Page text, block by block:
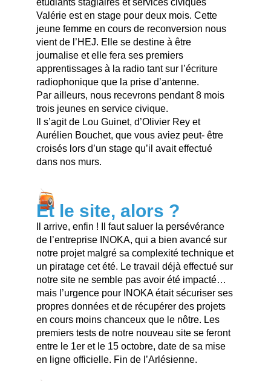
étudiants stagiaires et services civiques
Valérie est en stage pour deux mois. Cette
jeune femme en cours de reconversion nous
vient de l’HEJ. Elle se destine à être
journalise et elle fera ses premiers
apprentissages à la radio tant sur l’écriture
radiophonique que la prise d’antenne.
Par ailleurs, nous recevrons pendant 8 mois
trois jeunes en service civique.
Il s’agit de Lou Guinet, d’Olivier Rey et
Aurélien Bouchet, que vous aviez peut- être
croisés lors d’un stage qu’il avait effectué
dans nos murs.
Et le site, alors ?
Il arrive, enfin ! Il faut saluer la persévérance
de l’entreprise INOKA, qui a bien avancé sur
notre projet malgré sa complexité technique et
un piratage cet été. Le travail déjà effectué sur
notre site ne semble pas avoir été impacté…
mais l’urgence pour INOKA était sécuriser ses
propres données et de récupérer des projets
en cours moins chanceux que le nôtre. Les
premiers tests de notre nouveau site se feront
entre le 1er et le 15 octobre, date de sa mise
en ligne officielle. Fin de l’Arlésienne.